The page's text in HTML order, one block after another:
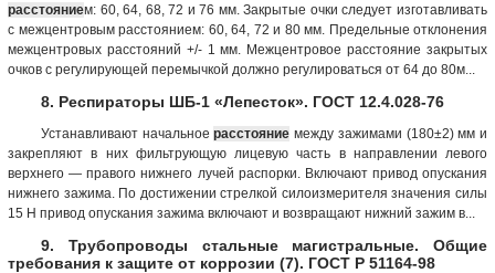
расстоянием: 60, 64, 68, 72 и 76 мм. Закрытые очки следует изготавливать
с межцентровым расстоянием: 60, 64, 72 и 80 мм. Предельные отклонения
межцентровых расстояний +/- 1 мм. Межцентровое расстояние закрытых
очков с регулирующей перемычкой должно регулироваться от 64 до 80м...
8. Респираторы ШБ-1 «Лепесток». ГОСТ 12.4.028-76
Устанавливают начальноерасстояние между зажимами (180±2) мм и
закрепляют в них фильтрующую лицевую часть в направлении левого
верхнего — правого нижнего лучей распорки. Включают привод опускания
нижнего зажима. По достижении стрелкой силоизмерителя значения силы
15 Н привод опускания зажима включают и возвращают нижний зажим в...
9. Трубопроводы стальные магистральные. Общие
требования к защите от коррозии (7). ГОСТ Р 51164-98